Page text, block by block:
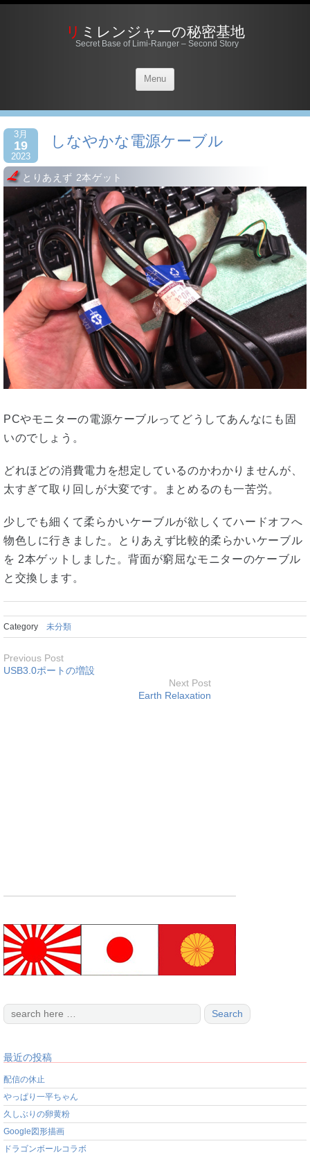
リミレンジャーの秘密基地
Secret Base of Limi-Ranger – Second Story
Menu
3月
19
2023
しなやかな電源ケーブル
とりあえず 2本ゲット
PCやモニターの電源ケーブルってどうしてあんなにも固
いのでしょう。
どれほどの消費電力を想定しているのかわかりませんが、
太すぎて取り回しが大変です。まとめるのも一苦労。
少しでも細くて柔らかいケーブルが欲しくてハードオフへ
物色しに行きました。とりあえず比較的柔らかいケーブル
を 2本ゲットしました。背面が窮屈なモニターのケーブル
と交換します。
Category 未分類
Previous Post
USB3.0ポートの増設
Next Post
Earth Relaxation
最近の投稿
配信の休止
やっぱり一平ちゃん
久しぶりの卵黄粉
Google図形描画
ドラゴンボールコラボ